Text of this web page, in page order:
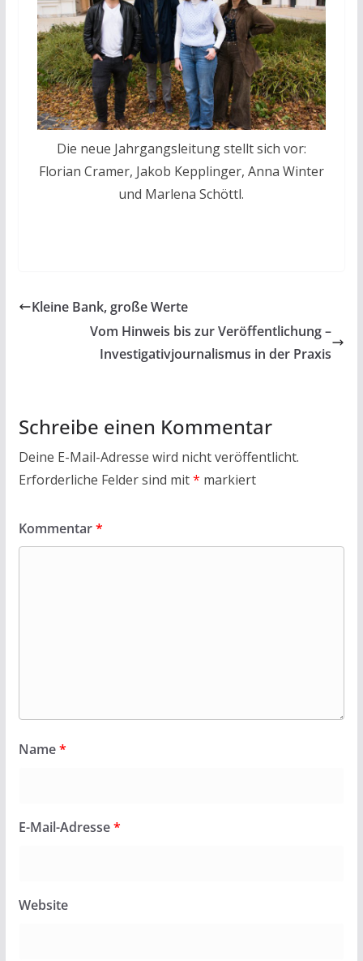
Die neue Jahrgangsleitung stellt sich vor:
Florian Cramer, Jakob Kepplinger, Anna Winter
und Marlena Schöttl.
Kleine Bank, große Werte
Vom Hinweis bis zur Veröffentlichung –
Investigativjournalismus in der Praxis
Schreibe einen Kommentar
Deine E-Mail-Adresse wird nicht veröffentlicht.
Erforderliche Felder sind mit* markiert
Kommentar*
Name*
E-Mail-Adresse*
Website